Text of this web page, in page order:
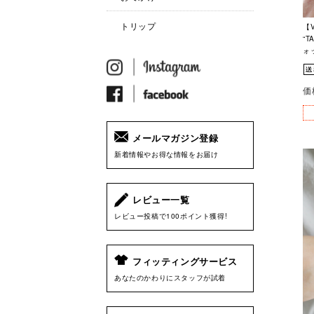
トリップ
メールマガジン登録
新着情報やお得な情報をお届け
レビュー一覧
レビュー投稿で100ポイント獲得!
フィッティングサービス
あなたのかわりにスタッフが試着
ォ